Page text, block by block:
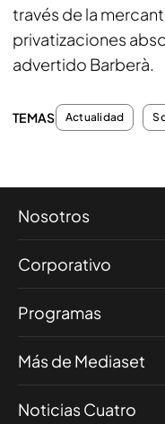
través de la
privatizaciones
advertido Barberà.
TEMAS Actualidad
Nosotros
Corporativo
Programas
Más de Mediaset
Noticias Cuatro